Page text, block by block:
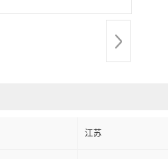
江苏